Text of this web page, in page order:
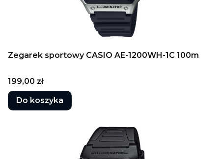
Zegarek sportowy CASIO AE-1200WH-1C 100m
Cena
199,00 zł
Do koszyka